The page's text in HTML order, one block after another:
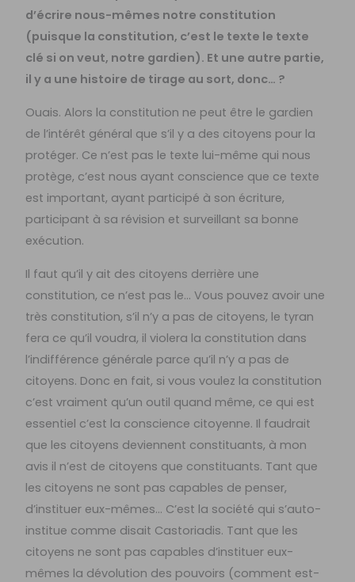
d’écrire nous-mêmes notre constitution
(puisque la constitution, c’est le texte le texte
clé si on veut, notre gardien). Et une autre partie,
il y a une histoire de tirage au sort, donc… ?
Ouais. Alors la constitution ne peut être le gardien
de l’intérêt général que s’il y a des citoyens pour la
protéger. Ce n’est pas le texte lui-même qui nous
protège, c’est nous ayant conscience que ce texte
est important, ayant participé à son écriture,
participant à sa révision et surveillant sa bonne
exécution.
Il faut qu’il y ait des citoyens derrière une
constitution, ce n’est pas le… Vous pouvez avoir une
très constitution, s’il n’y a pas de citoyens, le tyran
fera ce qu’il voudra, il violera la constitution dans
l’indifférence générale parce qu’il n’y a pas de
citoyens. Donc en fait, si vous voulez la constitution
c’est vraiment qu’un outil quand même, ce qui est
essentiel c’est la conscience citoyenne. Il faudrait
que les citoyens deviennent constituants, à mon
avis il n’est de citoyens que constituants. Tant que
les citoyens ne sont pas capables de penser,
d’instituer eux-mêmes… C’est la société qui s’auto-
institue comme disait Castoriadis. Tant que les
citoyens ne sont pas capables d’instituer eux-
mêmes la dévolution des pouvoirs (comment est-